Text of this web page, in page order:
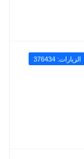
الزيارات: 376434